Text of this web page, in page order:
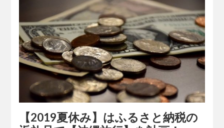
【2019夏休み】はふるさと納税の